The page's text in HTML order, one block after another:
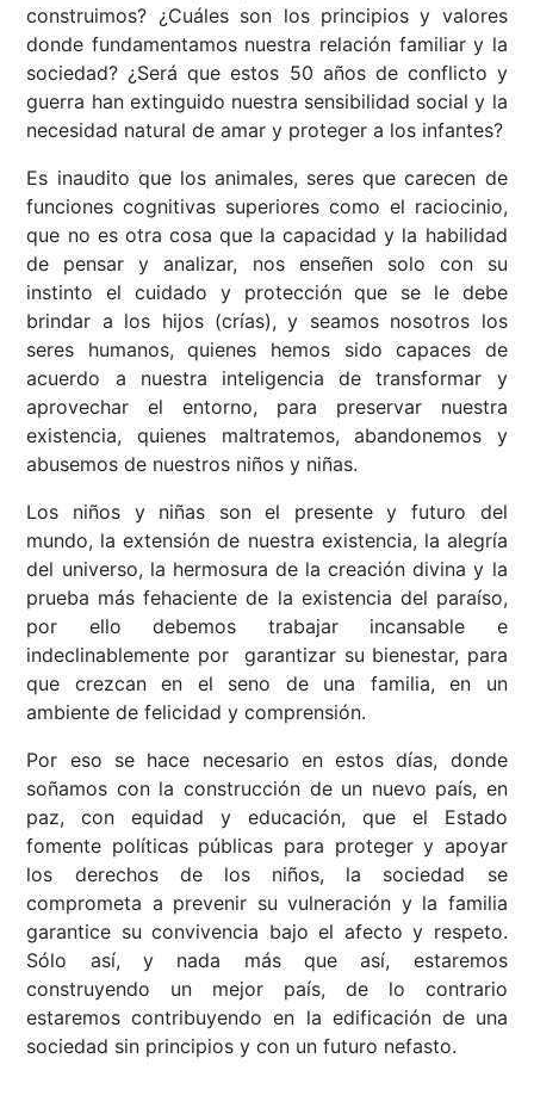
construimos? ¿Cuáles son los principios y valores
donde fundamentamos nuestra relación familiar y la
sociedad? ¿Será que estos 50 años de conflicto y
guerra han extinguido nuestra sensibilidad social y la
necesidad natural de amar y proteger a los infantes?
Es inaudito que los animales, seres que carecen de
funciones cognitivas superiores como el raciocinio,
que no es otra cosa que la capacidad y la habilidad
de pensar y analizar, nos enseñen solo con su
instinto el cuidado y protección que se le debe
brindar a los hijos (crías), y seamos nosotros los
seres humanos, quienes hemos sido capaces de
acuerdo a nuestra inteligencia de transformar y
aprovechar el entorno, para preservar nuestra
existencia, quienes maltratemos, abandonemos y
abusemos de nuestros niños y niñas.
Los niños y niñas son el presente y futuro del
mundo, la extensión de nuestra existencia, la alegría
del universo, la hermosura de la creación divina y la
prueba más fehaciente de la existencia del paraíso,
por ello debemos trabajar incansable e
indeclinablemente por garantizar su bienestar, para
que crezcan en el seno de una familia, en un
ambiente de felicidad y comprensión.
Por eso se hace necesario en estos días, donde
soñamos con la construcción de un nuevo país, en
paz, con equidad y educación, que el Estado
fomente políticas públicas para proteger y apoyar
los derechos de los niños, la sociedad se
comprometa a prevenir su vulneración y la familia
garantice su convivencia bajo el afecto y respeto.
Sólo así, y nada más que así, estaremos
construyendo un mejor país, de lo contrario
estaremos contribuyendo en la edificación de una
sociedad sin principios y con un futuro nefasto.